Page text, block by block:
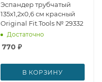
Эспандер трубчатый
135х1,2х0,6 см красный
Original Fit.Tools № 29332
Достаточно
770 ₽
В КОРЗИНУ